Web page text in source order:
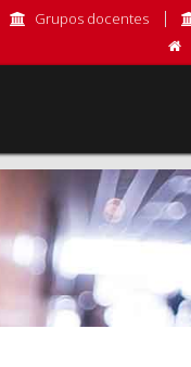
Grupos docentes